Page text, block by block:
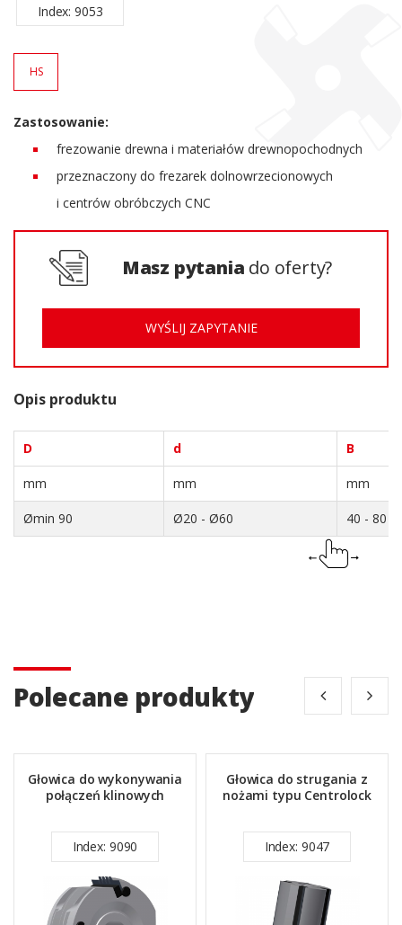
Index: 9053
HS
Zastosowanie:
frezowanie drewna i materiałów drewnopochodnych
przeznaczony do frezarek dolnowrzecionowych
i centrów obróbczych CNC
Masz pytania do oferty?
WYŚLIJ ZAPYTANIE
Opis produktu
D d B
mm mm mm
Ømin 90 Ø20 - Ø60 40 - 80
Polecane produkty
Głowica do wykonywania
połączeń klinowych
Index: 9090
Głowica do strugania z
nożami typu Centrolock
Index: 9047